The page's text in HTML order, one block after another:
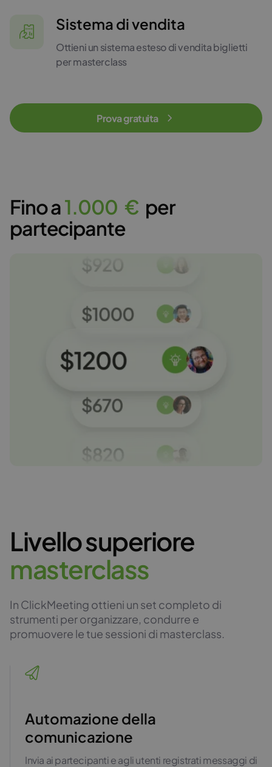
Sistema di vendita
Ottieni un sistema esteso di vendita biglietti
per masterclass
Prova gratuita
Fino a1.000 € per
partecipante
Livello superiore
masterclass
In ClickMeeting ottieni un set completo di
strumenti per organizzare, condurre e
promuovere le tue sessioni di masterclass.
Automazione della
comunicazione
Invia ai partecipanti e agli utenti registrati messaggi di